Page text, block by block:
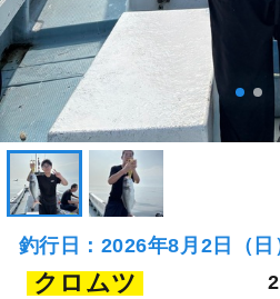
釣行日：2026年8月2日（日
クロムツ